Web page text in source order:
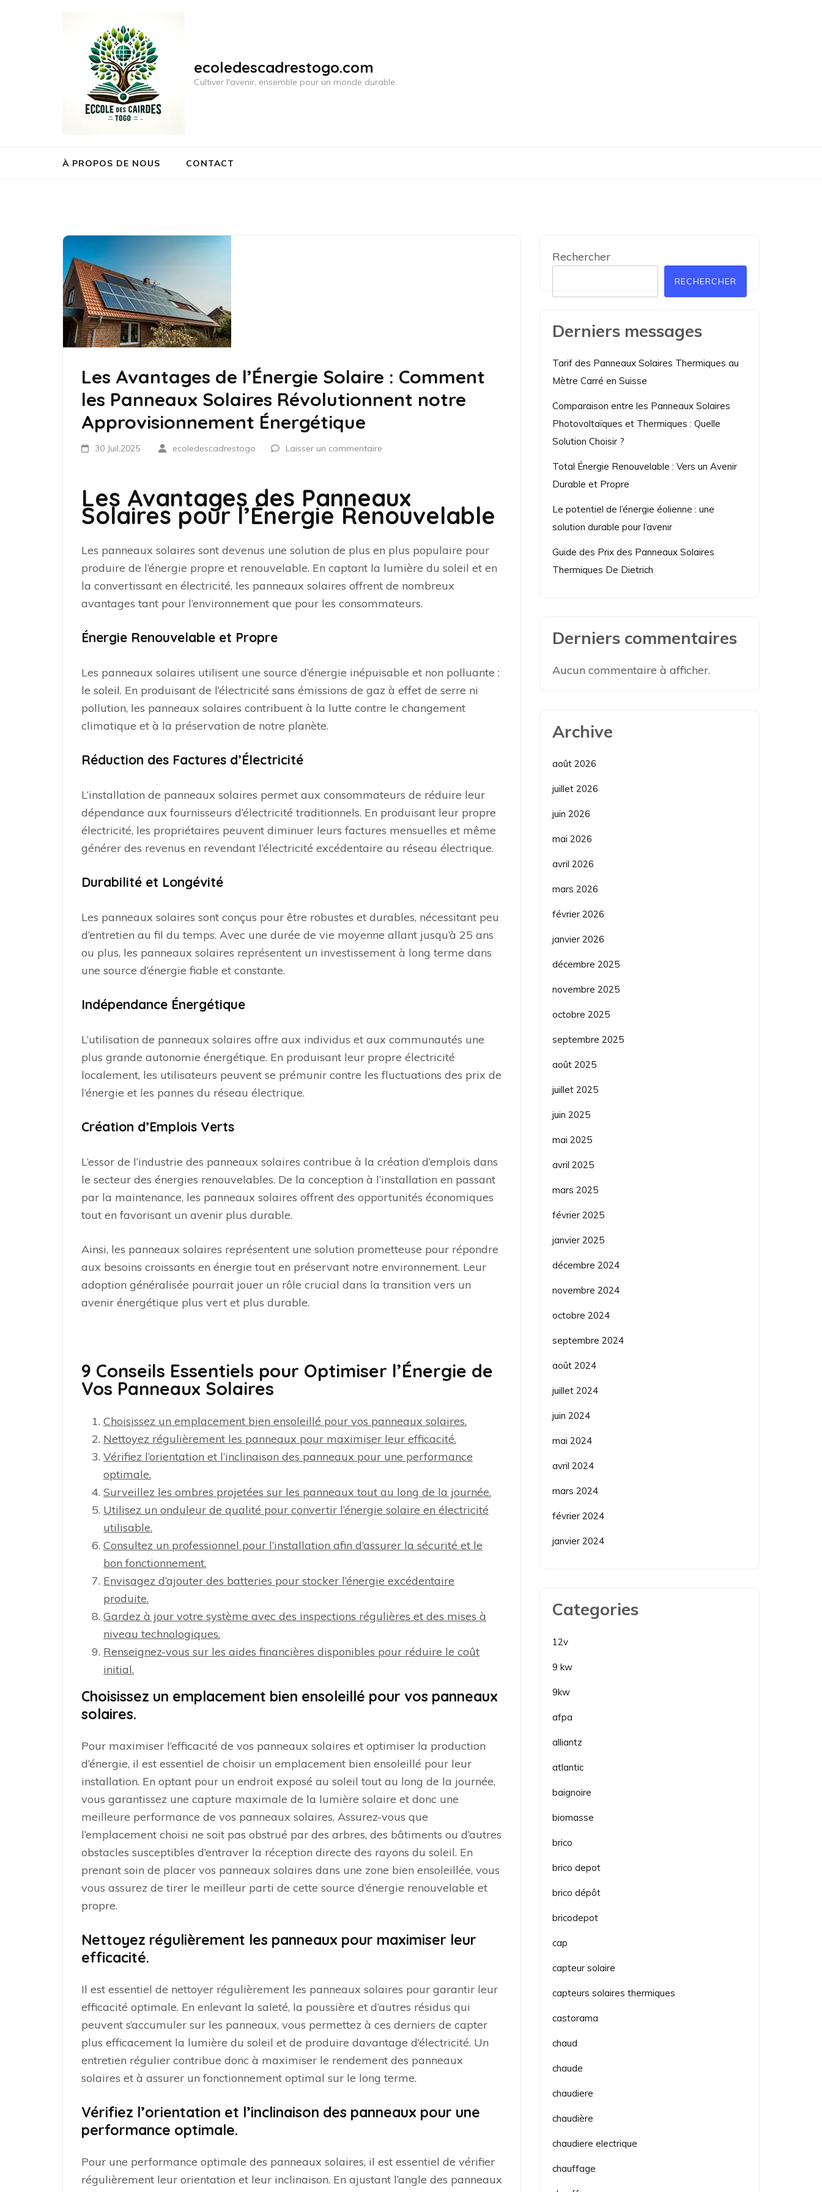
ecoledescadrestogo.com
Cultiver l'avenir, ensemble pour un monde durable.
À PROPOS DE NOUS CONTACT
Les Avantages de l’Énergie Solaire : Comment
les Panneaux Solaires Révolutionnent notre
Approvisionnement Énergétique
30 Juil,2025 ecoledescadrestogo Laisser un commentaire
Les Avantages des Panneaux
Solaires pour l’Énergie Renouvelable
Les panneaux solaires sont devenus une solution de plus en plus populaire pour
produire de l’énergie propre et renouvelable. En captant la lumière du soleil et en
la convertissant en électricité, les panneaux solaires offrent de nombreux
avantages tant pour l’environnement que pour les consommateurs.
Énergie Renouvelable et Propre
Les panneaux solaires utilisent une source d’énergie inépuisable et non polluante :
le soleil. En produisant de l’électricité sans émissions de gaz à effet de serre ni
pollution, les panneaux solaires contribuent à la lutte contre le changement
climatique et à la préservation de notre planète.
Réduction des Factures d’Électricité
L’installation de panneaux solaires permet aux consommateurs de réduire leur
dépendance aux fournisseurs d’électricité traditionnels. En produisant leur propre
électricité, les propriétaires peuvent diminuer leurs factures mensuelles et même
générer des revenus en revendant l’électricité excédentaire au réseau électrique.
Durabilité et Longévité
Les panneaux solaires sont conçus pour être robustes et durables, nécessitant peu
d’entretien au fil du temps. Avec une durée de vie moyenne allant jusqu’à 25 ans
ou plus, les panneaux solaires représentent un investissement à long terme dans
une source d’énergie fiable et constante.
Indépendance Énergétique
L’utilisation de panneaux solaires offre aux individus et aux communautés une
plus grande autonomie énergétique. En produisant leur propre électricité
localement, les utilisateurs peuvent se prémunir contre les fluctuations des prix de
l’énergie et les pannes du réseau électrique.
Création d’Emplois Verts
L’essor de l’industrie des panneaux solaires contribue à la création d’emplois dans
le secteur des énergies renouvelables. De la conception à l’installation en passant
par la maintenance, les panneaux solaires offrent des opportunités économiques
tout en favorisant un avenir plus durable.
Ainsi, les panneaux solaires représentent une solution prometteuse pour répondre
aux besoins croissants en énergie tout en préservant notre environnement. Leur
adoption généralisée pourrait jouer un rôle crucial dans la transition vers un
avenir énergétique plus vert et plus durable.
9 Conseils Essentiels pour Optimiser l’Énergie de
Vos Panneaux Solaires
Choisissez un emplacement bien ensoleillé pour vos panneaux solaires.
Nettoyez régulièrement les panneaux pour maximiser leur efficacité.
Vérifiez l’orientation et l’inclinaison des panneaux pour une performance
optimale.
Surveillez les ombres projetées sur les panneaux tout au long de la journée.
Utilisez un onduleur de qualité pour convertir l’énergie solaire en électricité
utilisable.
Consultez un professionnel pour l’installation afin d’assurer la sécurité et le
bon fonctionnement.
Envisagez d’ajouter des batteries pour stocker l’énergie excédentaire
produite.
Gardez à jour votre système avec des inspections régulières et des mises à
niveau technologiques.
Renseignez-vous sur les aides financières disponibles pour réduire le coût
initial.
Choisissez un emplacement bien ensoleillé pour vos panneaux
solaires.
Pour maximiser l’efficacité de vos panneaux solaires et optimiser la production
d’énergie, il est essentiel de choisir un emplacement bien ensoleillé pour leur
installation. En optant pour un endroit exposé au soleil tout au long de la journée,
vous garantissez une capture maximale de la lumière solaire et donc une
meilleure performance de vos panneaux solaires. Assurez-vous que
l’emplacement choisi ne soit pas obstrué par des arbres, des bâtiments ou d’autres
obstacles susceptibles d’entraver la réception directe des rayons du soleil. En
prenant soin de placer vos panneaux solaires dans une zone bien ensoleillée, vous
vous assurez de tirer le meilleur parti de cette source d’énergie renouvelable et
propre.
Nettoyez régulièrement les panneaux pour maximiser leur
efficacité.
Il est essentiel de nettoyer régulièrement les panneaux solaires pour garantir leur
efficacité optimale. En enlevant la saleté, la poussière et d’autres résidus qui
peuvent s’accumuler sur les panneaux, vous permettez à ces derniers de capter
plus efficacement la lumière du soleil et de produire davantage d’électricité. Un
entretien régulier contribue donc à maximiser le rendement des panneaux
solaires et à assurer un fonctionnement optimal sur le long terme.
Vérifiez l’orientation et l’inclinaison des panneaux pour une
performance optimale.
Pour une performance optimale des panneaux solaires, il est essentiel de vérifier
régulièrement leur orientation et leur inclinaison. En ajustant l’angle des panneaux
Rechercher
RECHERCHER
Derniers messages
Tarif des Panneaux Solaires Thermiques au
Mètre Carré en Suisse
Comparaison entre les Panneaux Solaires
Photovoltaïques et Thermiques : Quelle
Solution Choisir ?
Total Énergie Renouvelable : Vers un Avenir
Durable et Propre
Le potentiel de l’énergie éolienne : une
solution durable pour l’avenir
Guide des Prix des Panneaux Solaires
Thermiques De Dietrich
Derniers commentaires
Aucun commentaire à afficher.
Archive
août 2026
juillet 2026
juin 2026
mai 2026
avril 2026
mars 2026
février 2026
janvier 2026
décembre 2025
novembre 2025
octobre 2025
septembre 2025
août 2025
juillet 2025
juin 2025
mai 2025
avril 2025
mars 2025
février 2025
janvier 2025
décembre 2024
novembre 2024
octobre 2024
septembre 2024
août 2024
juillet 2024
juin 2024
mai 2024
avril 2024
mars 2024
février 2024
janvier 2024
Categories
12v
9 kw
9kw
afpa
alliantz
atlantic
baignoire
biomasse
brico
brico depot
brico dépôt
bricodepot
cap
capteur solaire
capteurs solaires thermiques
castorama
chaud
chaude
chaudiere
chaudière
chaudiere electrique
chauffage